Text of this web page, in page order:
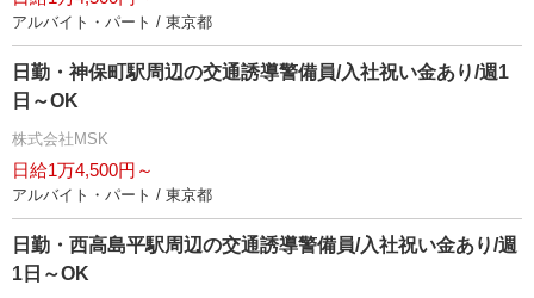
アルバイト・パート / 東京都
日勤・神保町駅周辺の交通誘導警備員/入社祝い金あり/週1
日～OK
株式会社MSK
日給1万4,500円～
アルバイト・パート / 東京都
日勤・西高島平駅周辺の交通誘導警備員/入社祝い金あり/週
1日～OK